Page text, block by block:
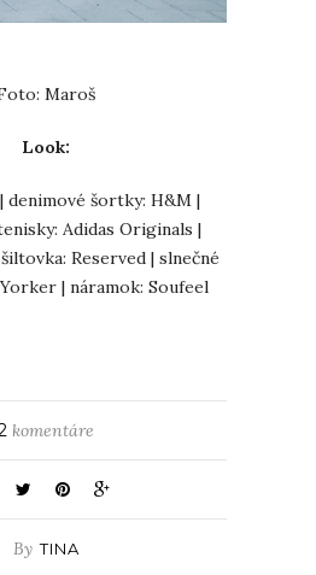
Maroš
Look:
| denimové šortky: H&M |
Adidas Originals |
Reserved | slnečné
| náramok: Soufeel
komentáre
By TINA